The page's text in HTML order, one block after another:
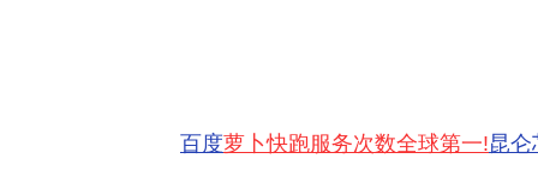
百度萝卜快跑服务次数全球第一!昆